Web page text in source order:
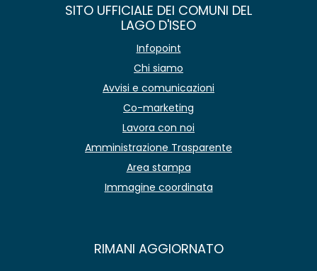
SITO UFFICIALE DEI COMUNI DEL
LAGO D'ISEO
Infopoint
Chi siamo
Avvisi e comunicazioni
Co-marketing
Lavora con noi
Amministrazione Trasparente
Area stampa
Immagine coordinata
RIMANI AGGIORNATO